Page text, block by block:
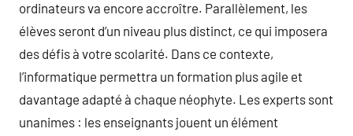
ordinateurs va encore accroître. Parallèlement, les
élèves seront d’un niveau plus distinct, ce qui imposera
des défis à votre scolarité. Dans ce contexte,
l’informatique permettra un formation plus agile et
davantage adapté à chaque néophyte. Les experts sont
unanimes : les enseignants jouent un élément